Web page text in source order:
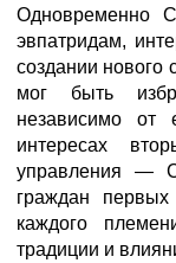
Одновременно
эвпатридам,
создании нового
мог быть
независимо от
интересах
управления —
граждан
каждого
традиции и